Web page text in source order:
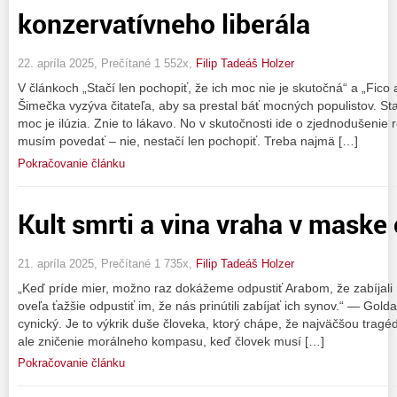
konzervatívneho liberála
22. apríla 2025, Prečítané 1 552x, Filip Tadeáš Holzer
V článkoch „Stačí len pochopiť, že ich moc nie je skutočná“ a „Fico
Šimečka vyzýva čitateľa, aby sa prestal báť mocných populistov.
moc je ilúzia. Znie to lákavo. No v skutočnosti ide o zjednodušenie
musím povedať – nie, nestačí len pochopiť. Treba najmä […]
Pokračovanie článku
Kult smrti a vina vraha v maske
21. apríla 2025, Prečítané 1 735x, Filip Tadeáš Holzer
„Keď príde mier, možno raz dokážeme odpustiť Arabom, že
oveľa ťažšie odpustiť im, že nás prinútili zabíjať ich synov.“ —
cynický. Je to výkrik duše človeka, ktorý chápe, že najväčšou
ale zničenie morálneho kompasu, keď človek musí […]
Pokračovanie článku